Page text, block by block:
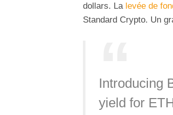
dollars. La levée de
Standard Crypto. Un
Introducing
yield for